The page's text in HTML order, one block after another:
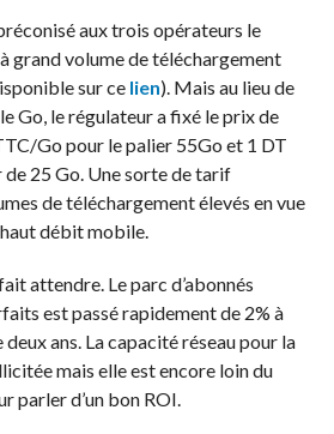
aux trois opérateurs le
grand volume de téléchargement
sur ce lien). Mais au lieu de
Go, le régulateur a fixé le prix de
Go pour le palier 55Go et 1 DT
25 Go. Une sorte de tarif
de téléchargement élevés en vue
débit mobile.
attendre. Le parc d’abonnés
est passé rapidement de 2% à
deux ans. La capacité réseau pour la
mais elle est encore loin du
parler d’un bon ROI.